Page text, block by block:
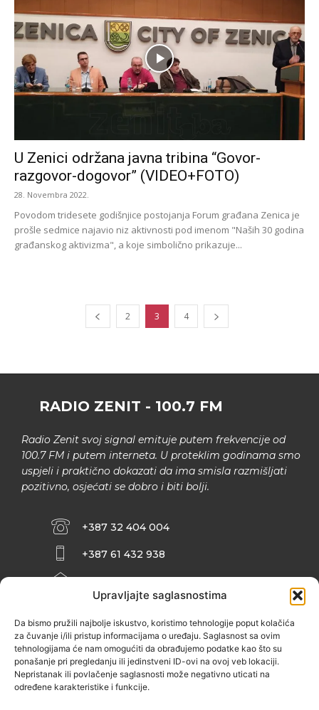
Upravljajte saglasnostima
Da bismo pružili najbolje iskustvo, koristimo tehnologije poput kolačića
za čuvanje i/ili pristup informacijama o uređaju. Saglasnost sa ovim
tehnologijama će nam omogućiti da obrađujemo podatke kao što su
ponašanje pri pregledanju ili jedinstveni ID-ovi na ovoj veb lokaciji.
Nepristanak ili povlačenje saglasnosti može negativno uticati na
određene karakteristike i funkcije.
U Zenici održana javna tribina “Govor-
razgovor-dogovor” (VIDEO+FOTO)
28. Novembra 2022.
Povodom tridesete godišnjice postojanja Forum građana Zenica je
prošle sedmice najavio niz aktivnosti pod imenom "Naših 30 godina
građanskog aktivizma", a koje simbolično prikazuje...
2 3 4
RADIO ZENIT - 100.7 FM
Radio Zenit svoj signal emituje putem frekvencije od
100.7 FM i putem interneta. U proteklim godinama smo
uspjeli i praktično dokazati da ima smisla razmišljati
pozitivno, osjećati se dobro i biti bolji.
+387 32 404 004
+387 61 432 938
INFO@ZENIT.BA
ZENIČANKA, 3. SPRAT), 72000 ZENICA